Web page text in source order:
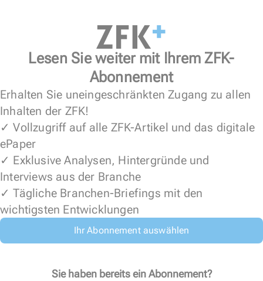
Lesen Sie weiter mit Ihrem ZFK-
Abonnement
Erhalten Sie uneingeschränkten Zugang zu allen
Inhalten der ZFK!
✓ Vollzugriff auf alle ZFK-Artikel und das digitale
ePaper
✓ Exklusive Analysen, Hintergründe und
Interviews aus der Branche
✓ Tägliche Branchen-Briefings mit den
wichtigsten Entwicklungen
Ihr Abonnement auswählen
Sie haben bereits ein Abonnement?